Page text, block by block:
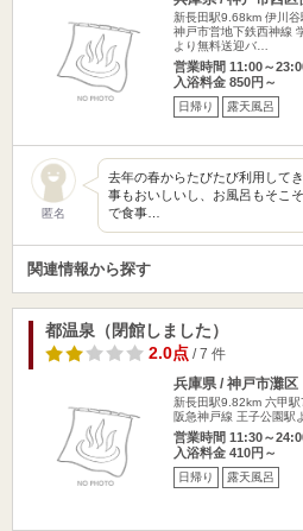
新長田駅9.68km 伊川
神戸市営地下鉄西神線
より無料送迎バ…
営業時間 11:00～
入浴料金 850円～
日帰り 露天風呂
匿名
去年の春からたびたび利用して
事もおいしいし、お風呂もそこ
で食事…
関連情報から探す
都温泉（閉館しました）
2.0点/ 7 件
兵庫県 / 神戸市灘区
新長田駅9.82km 六甲
阪急神戸線 王子公園駅
営業時間 11:30～
入浴料金 410円～
日帰り 露天風呂